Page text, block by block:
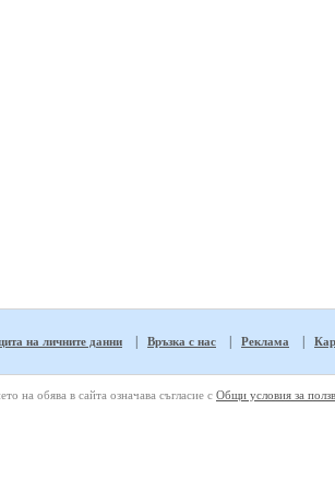
на личните данни Връзка с нас Реклама
на обява в сайта означава съгласие с Общи условия за